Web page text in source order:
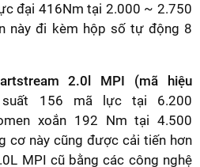
đại 416Nm tại 2.000 ~ 2.750
này đi kèm hộp số tự động 8
2.0l MPI (mã hiệu
156 mã lực tại 6.200
xoắn 192 Nm tại 4.500
cơ này cũng được cải tiến hơn
MPI cũ bằng các công nghệ